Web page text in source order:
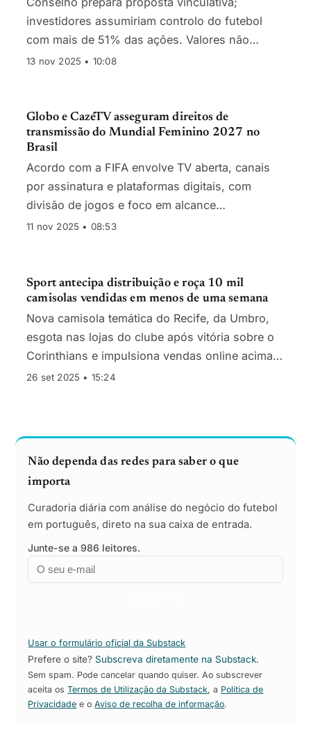
investidores assumiriam controlo do futebol
com mais de 51% das ações. Valores não
divulgados.
13 nov 2025 • 10:08
Globo e CazéTV asseguram direitos de
transmissão do Mundial Feminino 2027 no
Brasil
Acordo com a FIFA envolve TV aberta, canais
por assinatura e plataformas digitais, com
divisão de jogos e foco em alcance
multiplataforma.
11 nov 2025 • 08:53
Sport antecipa distribuição e roça 10 mil
camisolas vendidas em menos de uma semana
Nova camisola temática do Recife, da Umbro,
esgota nas lojas do clube após vitória sobre o
Corinthians e impulsiona vendas online acima
do previsto
26 set 2025 • 15:24
Não dependa das redes para saber o que
importa
Curadoria diária com análise do negócio do futebol
em português, direto na sua caixa de entrada.
Junte-se a 986 leitores.
Email
Empresa
Usar o formulário oficial da Substack
Prefere o site?Subscreva diretamente na Substack.
Sem spam. Pode cancelar quando quiser. Ao subscrever
aceita osTermos de Utilização da Substack, a Política de
Privacidade e oAviso de recolha de informação.